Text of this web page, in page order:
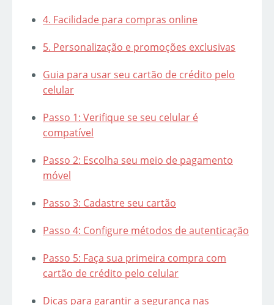
4. Facilidade para compras online
5. Personalização e promoções exclusivas
Guia para usar seu cartão de crédito pelo
celular
Passo 1: Verifique se seu celular é
compatível
Passo 2: Escolha seu meio de pagamento
móvel
Passo 3: Cadastre seu cartão
Passo 4: Configure métodos de autenticação
Passo 5: Faça sua primeira compra com
cartão de crédito pelo celular
Dicas para garantir a segurança nas